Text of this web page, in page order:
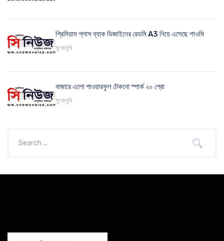
প্রিমিয়াম গ্লাস ব্যাক ডিজাইনের রেডমি A3 নিয়ে এসেছে শাওমি
মুখোমুখি
বাজারে এলো পাওয়ারফুল টেকনো স্পার্ক ২০ প্রো
মুখোমুখি